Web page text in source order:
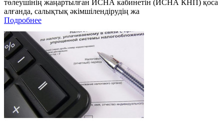
төлеушінің жаңартылған ИСНА кабинетін (ИСНА КНП) қоса
алғанда, салықтық әкімшілендірудің жа
Подробнее